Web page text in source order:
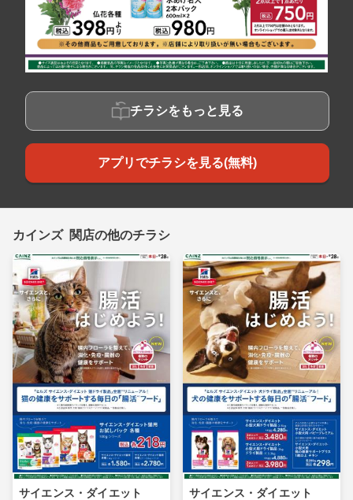
チラシをもっと見る
アプリでチラシを見る(無料)
カインズ 関店の他のチラシ
サイエンス・ダイエット
サイエンス・ダイエット